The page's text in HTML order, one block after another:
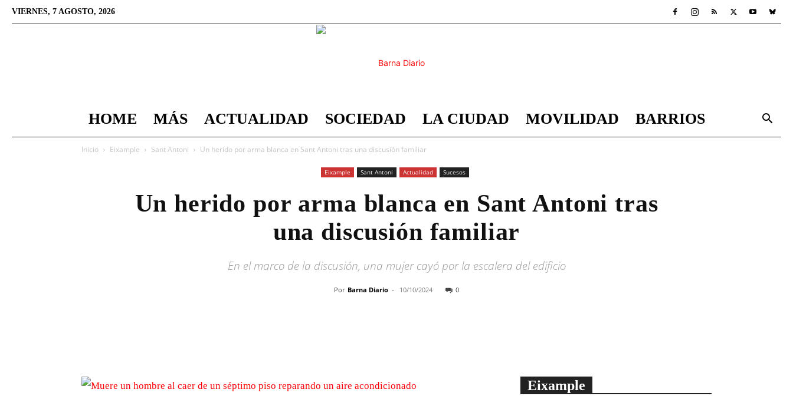
VIERNES, 7 AGOSTO, 2026
Barna
HOME MÁS ACTUALIDAD SOCIEDAD LA CIUDAD MOVILIDAD BARRIOS
Inicio Eixample Sant Antoni Un herido por arma blanca en Sant Antoni tras una discusión familiar
Eixample Sant Antoni Actualidad Sucesos
Un herido por arma blanca en Sant Antoni tras
una discusión familiar
En el marco de la discusión, una mujer cayó por la escalera del edificio
Por Barna Diario - 10/10/2024 0
Eixample